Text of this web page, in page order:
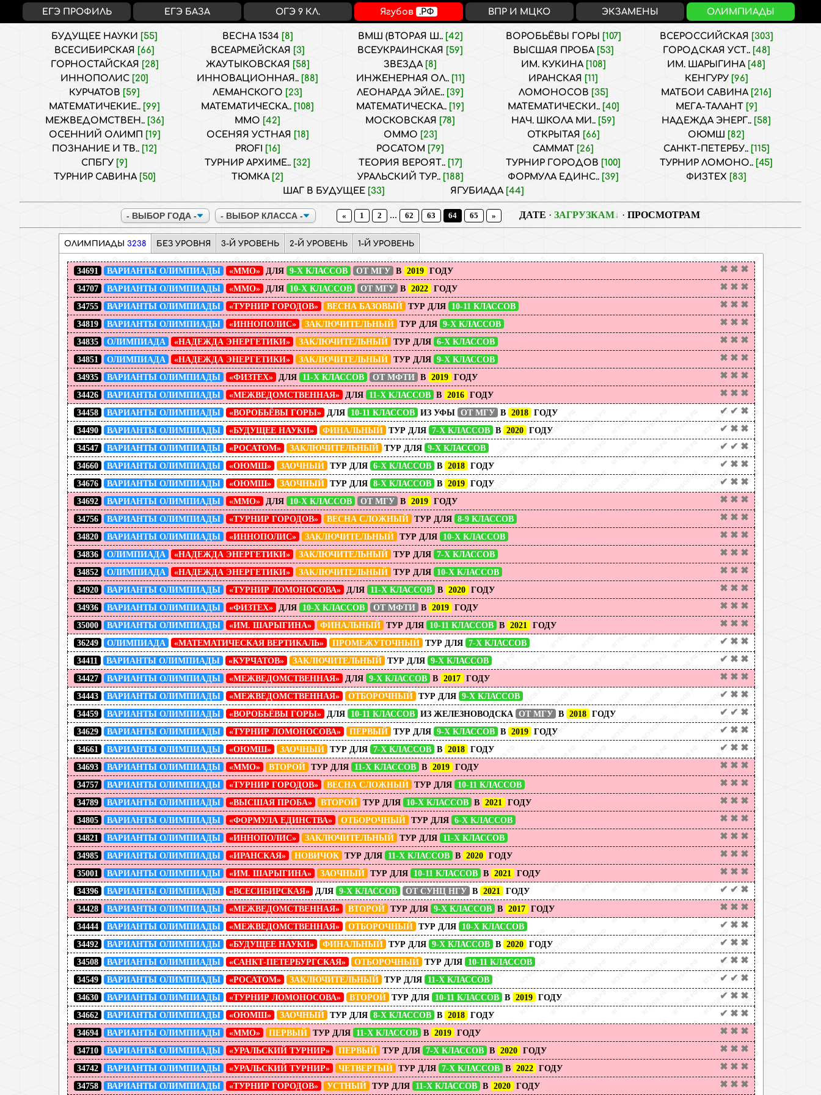
БУДУЩЕЕ НАУКИ [55] ВЕСНА 1534 [8] ВМШ (ВТОРАЯ Ш.. [42] ВОРОБЬЁВЫ ГОРЫ [107] ВСЕРОССИЙСКАЯ [303]
ВСЕСИБИРСКАЯ [66] ВСЕАРМЕЙСКАЯ [3] ВСЕУКРАИНСКАЯ [59] ВЫСШАЯ ПРОБА [53] ГОРОДСКАЯ УСТ.. [48]
ГОРНОСТАЙСКАЯ [28] ЖАУТЫКОВСКАЯ [58] ЗВЕЗДА [8] ИМ. КУКИНА [108] ИМ. ШАРЫГИНА [48]
ИННОПОЛИС [20] ИННОВАЦИОННАЯ.. [88] ИНЖЕНЕРНАЯ ОЛ.. [11] ИРАНСКАЯ [11] КЕНГУРУ [96]
КУРЧАТОВ [59] ЛЕМАНСКОГО [23] ЛЕОНАРДА ЭЙЛЕ.. [39] ЛОМОНОСОВ [35] МАТБОИ САВИНА [216]
МАТЕМАТИЧЕКИЕ.. [99] МАТЕМАТИЧЕСКА.. [108] МАТЕМАТИЧЕСКА.. [19] МАТЕМАТИЧЕСКИ.. [40] МЕГА-ТАЛАНТ [9]
МЕЖВЕДОМСТВЕН.. [36] ММО [42] МОСКОВСКАЯ [78] НАЧ. ШКОЛА МИ.. [59] НАДЕЖДА ЭНЕРГ.. [58]
ОСЕННИЙ ОЛИМП [19] ОСЕНЯЯ УСТНАЯ [18] ОММО [23] ОТКРЫТАЯ [66] ОЮМШ [82]
ПОЗНАНИЕ И ТВ.. [12] PROFI [16] РОСАТОМ [79] САММАТ [26] САНКТ-ПЕТЕРБУ.. [115]
СПБГУ [9] ТУРНИР АРХИМЕ.. [32] ТЕОРИЯ ВЕРОЯТ.. [17] ТУРНИР ГОРОДОВ [100] ТУРНИР ЛОМОНО.. [45]
ТУРНИР САВИНА [50] ТЮМКА [2] УРАЛЬСКИЙ ТУР.. [188] ФОРМУЛА ЕДИНС.. [39] ФИЗТЕХ [83]
ШАГ В БУДУЩЕЕ [33] ЯГУБИАДА [44]
« 1 2 ... 62 63 64 65 » ДАТЕ · ЗАГРУЗКАМ · ПРОСМОТРАМ
ОЛИМПИАДЫ 3238 БЕЗ УРОВНЯ 3-Й УРОВЕНЬ 2-Й УРОВЕНЬ 1-Й УРОВЕНЬ
✖ ✖ ✖
34691 ВАРИАНТЫ ОЛИМПИАДЫ «ММО» ДЛЯ 9-Х КЛАССОВ ОТ МГУ В 2019 ГОДУ
✖ ✖ ✖
34707 ВАРИАНТЫ ОЛИМПИАДЫ «ММО» ДЛЯ 10-Х КЛАССОВ ОТ МГУ В 2022 ГОДУ
✖ ✖ ✖
34755 ВАРИАНТЫ ОЛИМПИАДЫ «ТУРНИР ГОРОДОВ» ВЕСНА БАЗОВЫЙ ТУР ДЛЯ 10-11 КЛАССОВ
✖ ✖ ✖
34819 ВАРИАНТЫ ОЛИМПИАДЫ «ИННОПОЛИС» ЗАКЛЮЧИТЕЛЬНЫЙ ТУР ДЛЯ 9-Х КЛАССОВ
✖ ✖ ✖
34835 ОЛИМПИАДА «НАДЕЖДА ЭНЕРГЕТИКИ» ЗАКЛЮЧИТЕЛЬНЫЙ ТУР ДЛЯ 6-Х КЛАССОВ
✖ ✖ ✖
34851 ОЛИМПИАДА «НАДЕЖДА ЭНЕРГЕТИКИ» ЗАКЛЮЧИТЕЛЬНЫЙ ТУР ДЛЯ 9-Х КЛАССОВ
✖ ✖ ✖
34935 ВАРИАНТЫ ОЛИМПИАДЫ «ФИЗТЕХ» ДЛЯ 11-Х КЛАССОВ ОТ МФТИ В 2019 ГОДУ
✖ ✖ ✖
34426 ВАРИАНТЫ ОЛИМПИАДЫ «МЕЖВЕДОМСТВЕННАЯ» ДЛЯ 11-Х КЛАССОВ В 2016 ГОДУ
✔ ✔ ✖
34458 ВАРИАНТЫ ОЛИМПИАДЫ «ВОРОБЬЁВЫ ГОРЫ» ДЛЯ 10-11 КЛАССОВ ИЗ УФЫ ОТ МГУ В 2018 ГОДУ
✔ ✖ ✖
34490 ВАРИАНТЫ ОЛИМПИАДЫ «БУДУЩЕЕ НАУКИ» ФИНАЛЬНЫЙ ТУР ДЛЯ 7-Х КЛАССОВ В 2020 ГОДУ
✔ ✔ ✖
34547 ВАРИАНТЫ ОЛИМПИАДЫ «РОСАТОМ» ЗАКЛЮЧИТЕЛЬНЫЙ ТУР ДЛЯ 9-Х КЛАССОВ
✔ ✖ ✖
34660 ВАРИАНТЫ ОЛИМПИАДЫ «ОЮМШ» ЗАОЧНЫЙ ТУР ДЛЯ 6-Х КЛАССОВ В 2018 ГОДУ
✔ ✖ ✖
34676 ВАРИАНТЫ ОЛИМПИАДЫ «ОЮМШ» ЗАОЧНЫЙ ТУР ДЛЯ 8-Х КЛАССОВ В 2019 ГОДУ
✖ ✖ ✖
34692 ВАРИАНТЫ ОЛИМПИАДЫ «ММО» ДЛЯ 10-Х КЛАССОВ ОТ МГУ В 2019 ГОДУ
✖ ✖ ✖
34756 ВАРИАНТЫ ОЛИМПИАДЫ «ТУРНИР ГОРОДОВ» ВЕСНА СЛОЖНЫЙ ТУР ДЛЯ 8-9 КЛАССОВ
✖ ✖ ✖
34820 ВАРИАНТЫ ОЛИМПИАДЫ «ИННОПОЛИС» ЗАКЛЮЧИТЕЛЬНЫЙ ТУР ДЛЯ 10-Х КЛАССОВ
✖ ✖ ✖
34836 ОЛИМПИАДА «НАДЕЖДА ЭНЕРГЕТИКИ» ЗАКЛЮЧИТЕЛЬНЫЙ ТУР ДЛЯ 7-Х КЛАССОВ
✖ ✖ ✖
34852 ОЛИМПИАДА «НАДЕЖДА ЭНЕРГЕТИКИ» ЗАКЛЮЧИТЕЛЬНЫЙ ТУР ДЛЯ 10-Х КЛАССОВ
✖ ✖ ✖
34920 ВАРИАНТЫ ОЛИМПИАДЫ «ТУРНИР ЛОМОНОСОВА» ДЛЯ 11-Х КЛАССОВ В 2020 ГОДУ
✖ ✖ ✖
34936 ВАРИАНТЫ ОЛИМПИАДЫ «ФИЗТЕХ» ДЛЯ 10-Х КЛАССОВ ОТ МФТИ В 2019 ГОДУ
✖ ✖ ✖
35000 ВАРИАНТЫ ОЛИМПИАДЫ «ИМ. ШАРЫГИНА» ФИНАЛЬНЫЙ ТУР ДЛЯ 10-11 КЛАССОВ В 2021 ГОДУ
✔ ✖ ✖
36249 ОЛИМПИАДА «МАТЕМАТИЧЕСКАЯ ВЕРТИКАЛЬ» ПРОМЕЖУТОЧНЫЙ ТУР ДЛЯ 7-Х КЛАССОВ
✔ ✖ ✖
34411 ВАРИАНТЫ ОЛИМПИАДЫ «КУРЧАТОВ» ЗАКЛЮЧИТЕЛЬНЫЙ ТУР ДЛЯ 9-Х КЛАССОВ
✖ ✖ ✖
34427 ВАРИАНТЫ ОЛИМПИАДЫ «МЕЖВЕДОМСТВЕННАЯ» ДЛЯ 9-Х КЛАССОВ В 2017 ГОДУ
✔ ✖ ✖
34443 ВАРИАНТЫ ОЛИМПИАДЫ «МЕЖВЕДОМСТВЕННАЯ» ОТБОРОЧНЫЙ ТУР ДЛЯ 9-Х КЛАССОВ
✔ ✔ ✖
34459 ВАРИАНТЫ ОЛИМПИАДЫ «ВОРОБЬЁВЫ ГОРЫ» ДЛЯ 10-11 КЛАССОВ ИЗ ЖЕЛЕЗНОВОДСКА ОТ МГУ В 2018 ГОДУ
✔ ✖ ✖
34629 ВАРИАНТЫ ОЛИМПИАДЫ «ТУРНИР ЛОМОНОСОВА» ПЕРВЫЙ ТУР ДЛЯ 9-Х КЛАССОВ В 2019 ГОДУ
✔ ✖ ✖
34661 ВАРИАНТЫ ОЛИМПИАДЫ «ОЮМШ» ЗАОЧНЫЙ ТУР ДЛЯ 7-Х КЛАССОВ В 2018 ГОДУ
✖ ✖ ✖
34693 ВАРИАНТЫ ОЛИМПИАДЫ «ММО» ВТОРОЙ ТУР ДЛЯ 11-Х КЛАССОВ В 2019 ГОДУ
✖ ✖ ✖
34757 ВАРИАНТЫ ОЛИМПИАДЫ «ТУРНИР ГОРОДОВ» ВЕСНА СЛОЖНЫЙ ТУР ДЛЯ 10-11 КЛАССОВ
✖ ✖ ✖
34789 ВАРИАНТЫ ОЛИМПИАДЫ «ВЫСШАЯ ПРОБА» ВТОРОЙ ТУР ДЛЯ 10-Х КЛАССОВ В 2021 ГОДУ
✖ ✖ ✖
34805 ВАРИАНТЫ ОЛИМПИАДЫ «ФОРМУЛА ЕДИНСТВА» ОТБОРОЧНЫЙ ТУР ДЛЯ 6-Х КЛАССОВ
✖ ✖ ✖
34821 ВАРИАНТЫ ОЛИМПИАДЫ «ИННОПОЛИС» ЗАКЛЮЧИТЕЛЬНЫЙ ТУР ДЛЯ 11-Х КЛАССОВ
✖ ✖ ✖
34985 ВАРИАНТЫ ОЛИМПИАДЫ «ИРАНСКАЯ» НОВИЧОК ТУР ДЛЯ 11-Х КЛАССОВ В 2020 ГОДУ
✖ ✖ ✖
35001 ВАРИАНТЫ ОЛИМПИАДЫ «ИМ. ШАРЫГИНА» ЗАОЧНЫЙ ТУР ДЛЯ 10-11 КЛАССОВ В 2021 ГОДУ
✔ ✔ ✖
34396 ВАРИАНТЫ ОЛИМПИАДЫ «ВСЕСИБИРСКАЯ» ДЛЯ 9-Х КЛАССОВ ОТ СУНЦ НГУ В 2021 ГОДУ
✖ ✖ ✖
34428 ВАРИАНТЫ ОЛИМПИАДЫ «МЕЖВЕДОМСТВЕННАЯ» ВТОРОЙ ТУР ДЛЯ 9-Х КЛАССОВ В 2017 ГОДУ
✔ ✖ ✖
34444 ВАРИАНТЫ ОЛИМПИАДЫ «МЕЖВЕДОМСТВЕННАЯ» ОТБОРОЧНЫЙ ТУР ДЛЯ 10-Х КЛАССОВ
✔ ✖ ✖
34492 ВАРИАНТЫ ОЛИМПИАДЫ «БУДУЩЕЕ НАУКИ» ФИНАЛЬНЫЙ ТУР ДЛЯ 9-Х КЛАССОВ В 2020 ГОДУ
✔ ✖ ✖
34508 ВАРИАНТЫ ОЛИМПИАДЫ «САНКТ-ПЕТЕРБУРГСКАЯ» ОТБОРОЧНЫЙ ТУР ДЛЯ 10-11 КЛАССОВ
✔ ✔ ✖
34549 ВАРИАНТЫ ОЛИМПИАДЫ «РОСАТОМ» ЗАКЛЮЧИТЕЛЬНЫЙ ТУР ДЛЯ 11-Х КЛАССОВ
✔ ✖ ✖
34630 ВАРИАНТЫ ОЛИМПИАДЫ «ТУРНИР ЛОМОНОСОВА» ВТОРОЙ ТУР ДЛЯ 10-11 КЛАССОВ В 2019 ГОДУ
✔ ✖ ✖
34662 ВАРИАНТЫ ОЛИМПИАДЫ «ОЮМШ» ЗАОЧНЫЙ ТУР ДЛЯ 8-Х КЛАССОВ В 2018 ГОДУ
✖ ✖ ✖
34694 ВАРИАНТЫ ОЛИМПИАДЫ «ММО» ПЕРВЫЙ ТУР ДЛЯ 11-Х КЛАССОВ В 2019 ГОДУ
✖ ✖ ✖
34710 ВАРИАНТЫ ОЛИМПИАДЫ «УРАЛЬСКИЙ ТУРНИР» ПЕРВЫЙ ТУР ДЛЯ 7-Х КЛАССОВ В 2020 ГОДУ
✖ ✖ ✖
34742 ВАРИАНТЫ ОЛИМПИАДЫ «УРАЛЬСКИЙ ТУРНИР» ЧЕТВЕРТЫЙ ТУР ДЛЯ 7-Х КЛАССОВ В 2022 ГОДУ
✖ ✖ ✖
34758 ВАРИАНТЫ ОЛИМПИАДЫ «ТУРНИР ГОРОДОВ» УСТНЫЙ ТУР ДЛЯ 11-Х КЛАССОВ В 2020 ГОДУ
ЕГЭ ПРОФИЛЬ ЕГЭ БАЗА ОГЭ 9 КЛ. Ягубов .РФ ВПР И МЦКО ЭКЗАМЕНЫ ОЛИМПИАДЫ